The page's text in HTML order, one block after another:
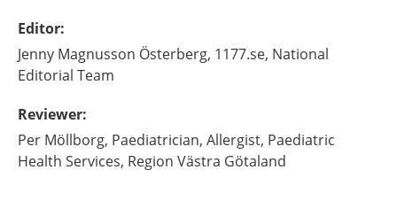
Editor:
Jenny Magnusson Österberg, 1177.se, National
Editorial Team
Reviewer:
Per Möllborg, Paediatrician, Allergist, Paediatric
Health Services, Region Västra Götaland